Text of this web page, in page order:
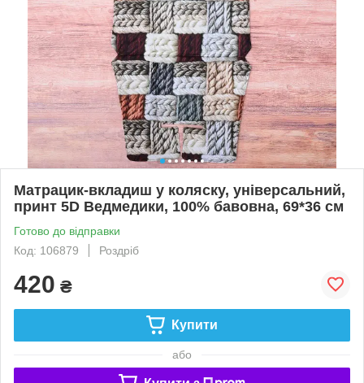
Матрацик-вкладиш у коляску, універсальний,
принт 5D Ведмедики, 100% бавовна, 69*36 см
Готово до відправки
Код: 106879
Роздріб
420 ₴
Купити
або